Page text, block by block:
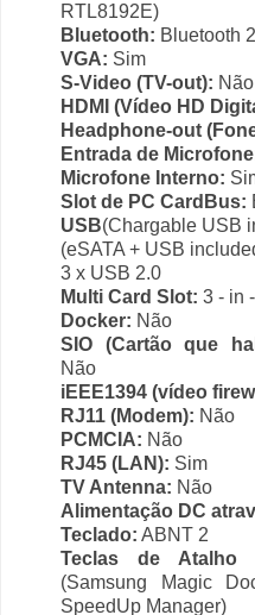
RTL8192E)
Bluetooth: Bluetooth
VGA: Sim
S-Video (TV-out): Não
HDMI (Vídeo HD
Headphone-out
Entrada de
Microfone Interno:
Slot de PC CardBus:
USB(Chargable USB
(eSATA + USB
3 x USB 2.0
Multi Card Slot: 3 - in
Docker: Não
SIO (Cartão que
Não
iEEE1394 (vídeo
RJ11 (Modem): Não
PCMCIA: Não
RJ45 (LAN): Sim
TV Antenna: Não
Alimentação DC
Teclado: ABNT 2
Teclas de Atalho
(Samsung Magic
SpeedUp Manager)